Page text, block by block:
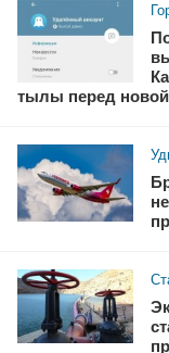
тылы перед новой